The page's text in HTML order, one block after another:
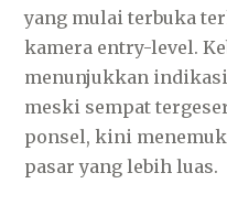
yang mulai terbuka
kamera entry-level.
menunjukkan
meski sempat
ponsel, kini
pasar yang lebih luas.